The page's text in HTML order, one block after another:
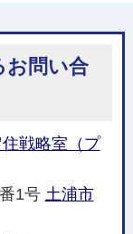
お問い合
戦略室（プ
1号 土浦市